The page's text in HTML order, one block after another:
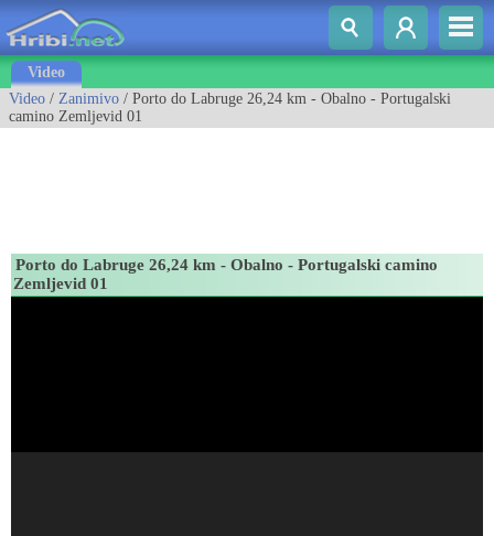
Video
Video / Zanimivo / Porto do Labruge 26,24 km - Obalno - Portugalski
camino Zemljevid 01
Porto do Labruge 26,24 km - Obalno - Portugalski camino
Zemljevid 01